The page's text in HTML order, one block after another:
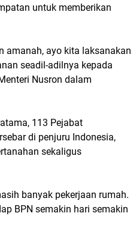
untuk memberikan
amanah, ayo kita laksanakan
seadil-adilnya kepada
Nusron dalam
113 Pejabat
di penjuru Indonesia,
sekaligus
banyak pekerjaan rumah.
BPN semakin hari semakin